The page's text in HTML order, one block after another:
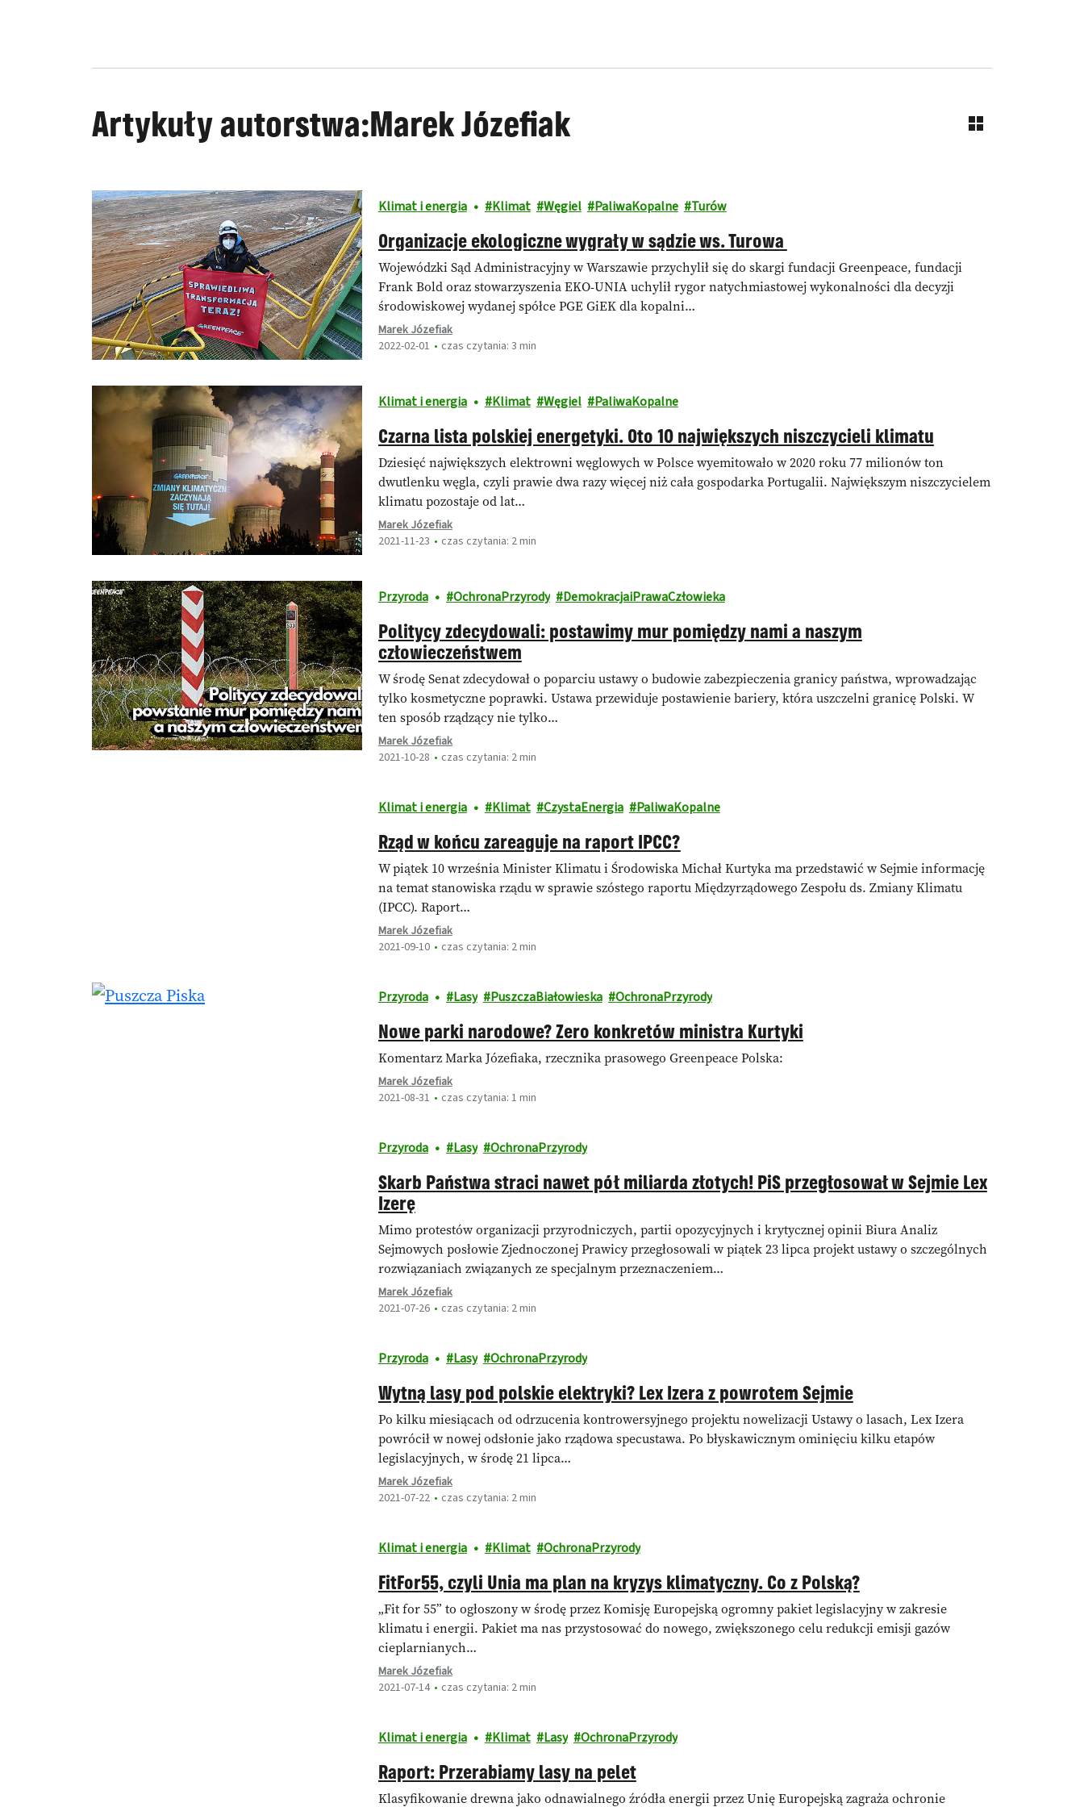
Artykuły autorstwa:Marek Józefiak
Klimat i energia Klimat Węgiel PaliwaKopalne Turów
Organizacje ekologiczne wygrały w sądzie ws. Turowa
Wojewódzki Sąd Administracyjny w Warszawie przychylił się do skargi fundacji Greenpeace, fundacji
Frank Bold oraz stowarzyszenia EKO-UNIA uchylił rygor natychmiastowej wykonalności dla decyzji
środowiskowej wydanej spółce PGE GiEK dla kopalni…
Marek Józefiak
2022-02-01
czas czytania: 3 min
Klimat i energia Klimat Węgiel PaliwaKopalne
Czarna lista polskiej energetyki. Oto 10 największych niszczycieli klimatu
Dziesięć największych elektrowni węglowych w Polsce wyemitowało w 2020 roku 77 milionów ton
dwutlenku węgla, czyli prawie dwa razy więcej niż cała gospodarka Portugalii. Największym niszczycielem
klimatu pozostaje od lat…
Marek Józefiak
2021-11-23
czas czytania: 2 min
Przyroda OchronaPrzyrody DemokracjaiPrawaCzłowieka
Politycy zdecydowali: postawimy mur pomiędzy nami a naszym
człowieczeństwem
W środę Senat zdecydował o poparciu ustawy o budowie zabezpieczenia granicy państwa, wprowadzając
tylko kosmetyczne poprawki. Ustawa przewiduje postawienie bariery, która uszczelni granicę Polski. W
ten sposób rządzący nie tylko…
Marek Józefiak
2021-10-28
czas czytania: 2 min
Klimat i energia Klimat CzystaEnergia PaliwaKopalne
Rząd w końcu zareaguje na raport IPCC?
W piątek 10 września Minister Klimatu i Środowiska Michał Kurtyka ma przedstawić w Sejmie informację
na temat stanowiska rządu w sprawie szóstego raportu Międzyrządowego Zespołu ds. Zmiany Klimatu
(IPCC). Raport…
Marek Józefiak
2021-09-10
czas czytania: 2 min
Przyroda Lasy PuszczaBiałowieska OchronaPrzyrody
Nowe parki narodowe? Zero konkretów ministra Kurtyki
Komentarz Marka Józefiaka, rzecznika prasowego Greenpeace Polska:
Marek Józefiak
2021-08-31
czas czytania: 1 min
Przyroda Lasy OchronaPrzyrody
Skarb Państwa straci nawet pół miliarda złotych! PiS przegłosował w Sejmie Lex
Izerę
Mimo protestów organizacji przyrodniczych, partii opozycyjnych i krytycznej opinii Biura Analiz
Sejmowych posłowie Zjednoczonej Prawicy przegłosowali w piątek 23 lipca projekt ustawy o szczególnych
rozwiązaniach związanych ze specjalnym przeznaczeniem…
Marek Józefiak
2021-07-26
czas czytania: 2 min
Przyroda Lasy OchronaPrzyrody
Wytną lasy pod polskie elektryki? Lex Izera z powrotem Sejmie
Po kilku miesiącach od odrzucenia kontrowersyjnego projektu nowelizacji Ustawy o lasach, Lex Izera
powrócił w nowej odsłonie jako rządowa specustawa. Po błyskawicznym ominięciu kilku etapów
legislacyjnych, w środę 21 lipca…
Marek Józefiak
2021-07-22
czas czytania: 2 min
Klimat i energia Klimat OchronaPrzyrody
FitFor55, czyli Unia ma plan na kryzys klimatyczny. Co z Polską?
„Fit for 55” to ogłoszony w środę przez Komisję Europejską ogromny pakiet legislacyjny w zakresie
klimatu i energii. Pakiet ma nas przystosować do nowego, zwiększonego celu redukcji emisji gazów
cieplarnianych…
Marek Józefiak
2021-07-14
czas czytania: 2 min
Klimat i energia Klimat Lasy OchronaPrzyrody
Raport: Przerabiamy lasy na pelet
Klasyfikowanie drewna jako odnawialnego źródła energii przez Unię Europejską zagraża ochronie